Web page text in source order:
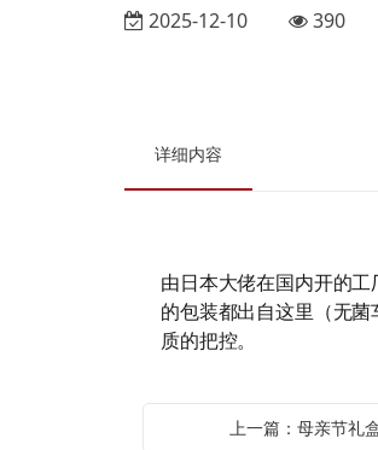
2025-12-10 390
详细内容
由日本大佬在国内开的工
的包装都出自这里（无
质的把控。
上一篇：母亲节礼